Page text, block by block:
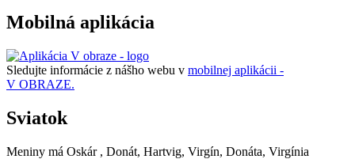
Mobilná aplikácia
Sledujte informácie z nášho webu v mobilnej aplikácii -
V OBRAZE.
Sviatok
Meniny má Oskár , Donát, Hartvig, Virgín, Donáta, Virgínia